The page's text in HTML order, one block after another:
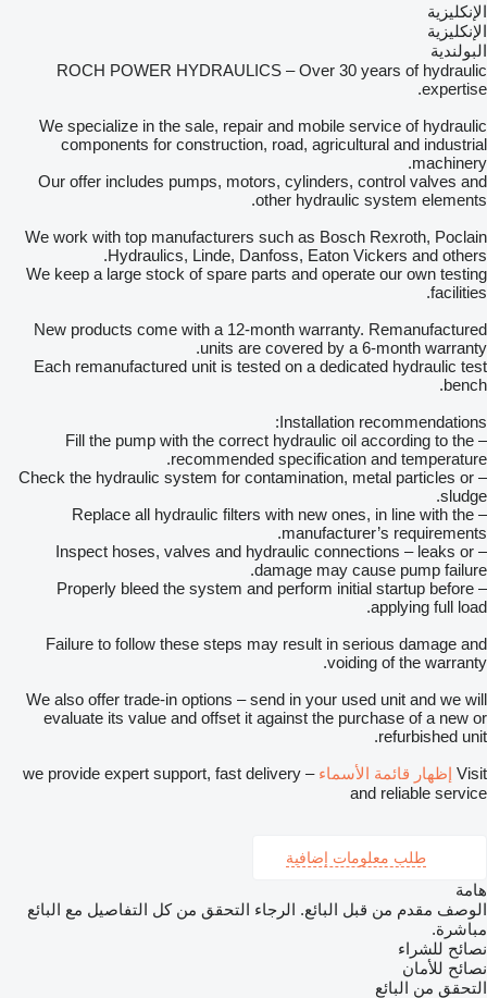
الإنكليزية
الإنكليزية
البولندية
ROCH POWER HYDRAULICS – Over 30 years of hydraulic
expertise.
We specialize in the sale, repair and mobile service of hydraulic
components for construction, road, agricultural and industrial
machinery.
Our offer includes pumps, motors, cylinders, control valves and
other hydraulic system elements.
We work with top manufacturers such as Bosch Rexroth, Poclain
Hydraulics, Linde, Danfoss, Eaton Vickers and others.
We keep a large stock of spare parts and operate our own testing
facilities.
New products come with a 12-month warranty. Remanufactured
units are covered by a 6-month warranty.
Each remanufactured unit is tested on a dedicated hydraulic test
bench.
Installation recommendations:
– Fill the pump with the correct hydraulic oil according to the
recommended specification and temperature.
– Check the hydraulic system for contamination, metal particles or
sludge.
– Replace all hydraulic filters with new ones, in line with the
manufacturer’s requirements.
– Inspect hoses, valves and hydraulic connections – leaks or
damage may cause pump failure.
– Properly bleed the system and perform initial startup before
applying full load.
Failure to follow these steps may result in serious damage and
voiding of the warranty.
We also offer trade-in options – send in your used unit and we will
evaluate its value and offset it against the purchase of a new or
refurbished unit.
Visit إظهار قائمة الأسماء
– we provide expert support, fast delivery
and reliable service
طلب معلومات إضافية
هامة
الوصف مقدم من قبل البائع. الرجاء التحقق من كل التفاصيل مع البائع
مباشرة.
نصائح للشراء
نصائح للأمان
التحقق من البائع